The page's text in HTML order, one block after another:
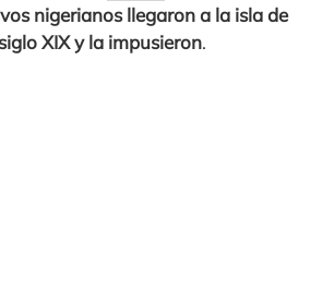
nigerianos llegaron a la isla de
XIX y la impusieron.